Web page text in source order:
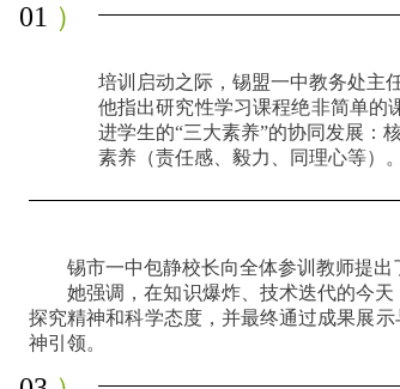
01 ）
培训启动之际，锡盟一中教务处主
他指出研究性学习课程绝非简单的
进学生的“三大素养”的协同发展：
素养（责任感、毅力、同理心等）
锡市一中包静校长向全体参训教师提出
她强调，在知识爆炸、技术迭代的今
探究精神和科学态度，并最终通过成果展
神引领。